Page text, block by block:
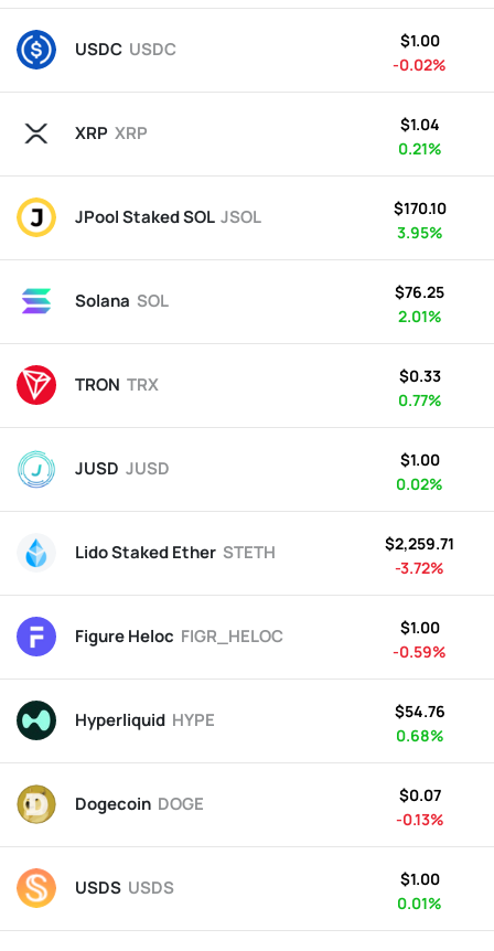
USDC USDC
$1.00
-0.02%
XRP XRP
$1.04
0.21%
JPool Staked SOL JSOL
$170.10
3.95%
Solana SOL
$76.25
2.01%
TRON TRX
$0.33
0.77%
JUSD JUSD
$1.00
0.02%
Lido Staked Ether STETH
$2,259.71
-3.72%
Figure Heloc FIGR_HELOC
$1.00
-0.59%
Hyperliquid HYPE
$54.76
0.68%
Dogecoin DOGE
$0.07
-0.13%
USDS USDS
$1.00
0.01%